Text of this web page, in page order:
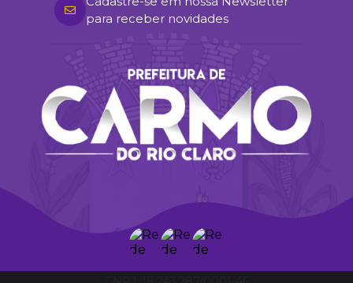
para receber novidades